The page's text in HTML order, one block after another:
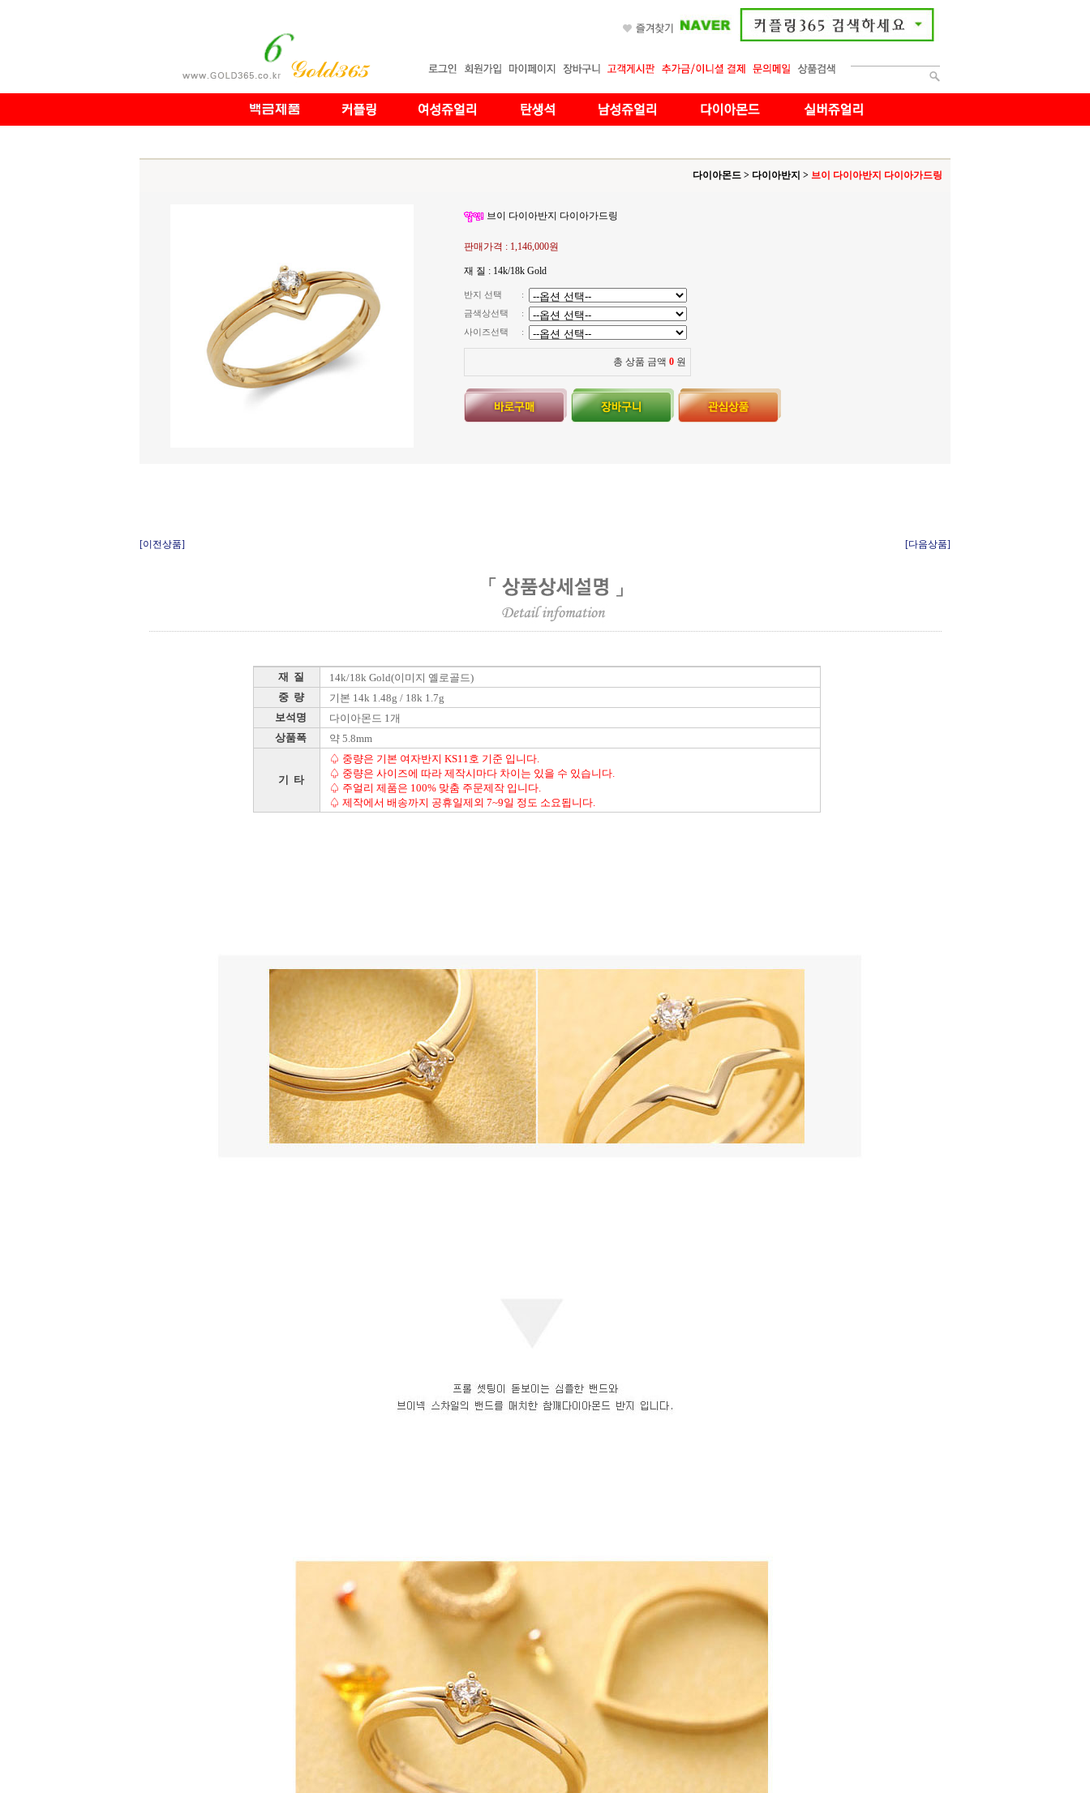
다이아몬드 > 다이아반지 > 브이 다이아반지 다이아가드링
브이 다이아반지 다이아가드링
판매가격 : 1,146,000원
재 질 : 14k/18k Gold
반지 선택
:
금색상선택
:
사이즈선택
:
총 상품 금액 0 원
[이전상품] [다음상품]
재 질 14k/18k Gold(이미지 옐로골드)
중 량 기본 14k 1.48g / 18k 1.7g
보석명 다이아몬드 1개
상품폭 약 5.8mm
기 타
♤ 중량은 기본 여자반지 KS11호 기준 입니다.
♤ 중량은 사이즈에 따라 제작시마다 차이는 있을 수 있습니다.
♤ 주얼리 제품은 100% 맞춤 주문제작 입니다.
♤ 제작에서 배송까지 공휴일제외 7~9일 정도 소요됩니다.